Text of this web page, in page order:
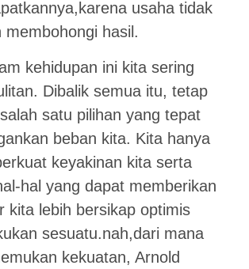
usaha tidak
membohongi hasil.
kehidupan ini kita sering
Dibalik semua itu, tetap
satu pilihan yang tepat
beban kita. Kita hanya
keyakinan kita serta
hal yang dapat memberikan
kita lebih bersikap optimis
sesuatu.nah,dari mana
kekuatan, Arnold